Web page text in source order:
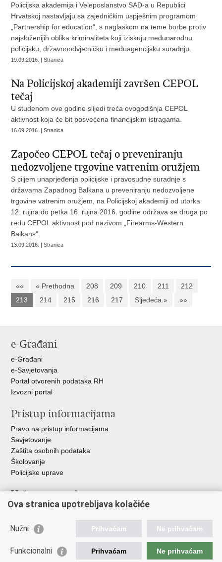
Policijska akademija i Veleposlanstvo SAD-a u Republici
Hrvatskoj nastavljaju sa zajedničkim uspješnim programom
„Partnership for education“, s naglaskom na teme borbe protiv
najsloženijih oblika kriminaliteta koji iziskuju međunarodnu
policijsku, državnoodvjetničku i međuagencijsku suradnju.
19.09.2016. | Stranica
Na Policijskoj akademiji završen CEPOL
tečaj
U studenom ove godine slijedi treća ovogodišnja CEPOL
aktivnost koja će bit posvećena financijskim istragama.
16.09.2016. | Stranica
Započeo CEPOL tečaj o preveniranju
nedozvoljene trgovine vatrenim oružjem
S ciljem unaprjeđenja policijske i pravosudne suradnje s
državama Zapadnog Balkana u preveniranju nedozvoljene
trgovine vatrenim oružjem, na Policijskoj akademiji od utorka
12. rujna do petka 16. rujna 2016. godine održava se druga po
redu CEPOL aktivnost pod nazivom „Firearms-Western
Balkans“.
13.09.2016. | Stranica
«« « Prethodna 208 209 210 211
212
213
214 215 216 217 Sljedeća » »»
e-Građani
e-Građani
e-Savjetovanja
Portal otvorenih podataka RH
Izvozni portal
Pristup informacijama
Pravo na pristup informacijama
Savjetovanje
Zaštita osobnih podataka
Školovanje
Policijske uprave
Važne poveznice
Ministarstvo unutarnjih poslova
Muzej policije
Centar za mentalno zdravlje
Ova stranica upotrebljava kolačiće
Nužni Prihvaćam Ne prihvaćam
Funkcionalni Prihvaćam Ne prihvaćam